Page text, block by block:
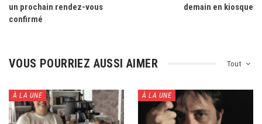
un prochain rendez-vous
confirmé
demain en kiosque
Tout
VOUS POURRIEZ AUSSI AIMER
À LA UNE À LA UNE